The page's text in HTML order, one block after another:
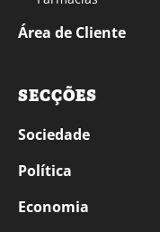
Área de Cliente
SECÇÕES
Sociedade
Política
Economia